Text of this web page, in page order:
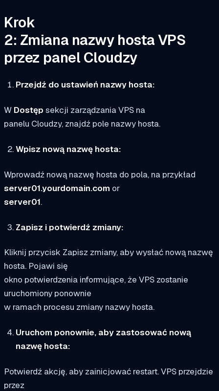
Krok
2: Zmiana nazwy hosta VPS
przez panel Cloudzy
Przejdź do ustawień nazwy hosta:
W Dostęp sekcji zarządzania VPS na
panelu Cloudzy, znajdź pole nazwy hosta.
Wpisz nową nazwę hosta:
Wprowadź nową nazwę hosta do pola, na przykład
server01.yourdomain.com or
server01.
Zapisz i potwierdź zmiany:
Kliknij przycisk Zapisz zmiany, aby wysłać nową nazwę
hosta. Pojawi się
okno potwierdzenia informujące, że VPS zostanie
uruchomiony ponownie
w ramach procesu zmiany nazwy hosta.
Uruchom ponownie, aby zastosować nową
nazwę hosta:
Potwierdź akcję, aby zainicjować restart. VPS przejdzie
przez